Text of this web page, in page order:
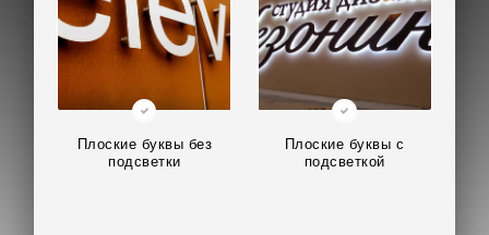
Плоские буквы без
подсветки
Плоские буквы с
подсветкой